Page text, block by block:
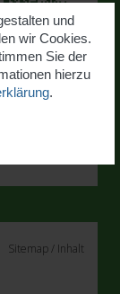
und
wir Cookies.
Sie der
hierzu
.
Sitemap / Inhalt